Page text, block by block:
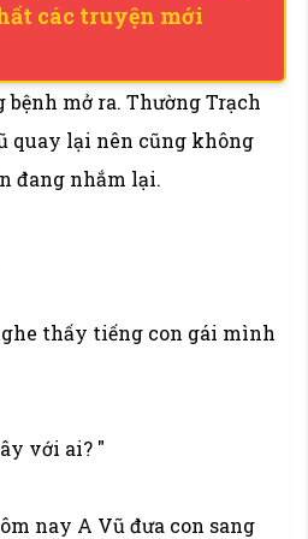
các truyện mới
bệnh mở ra. Thường Trạch
quay lại nên cũng không
đang nhắm lại.
thấy tiếng con gái mình
với ai? "
nay A Vũ đưa con sang